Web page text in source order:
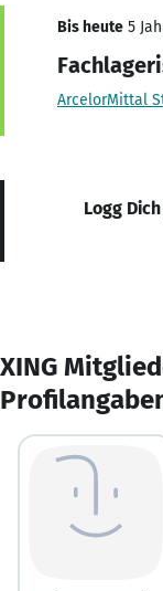
Bis heute 5
ArcelorMittal
Logg
XING